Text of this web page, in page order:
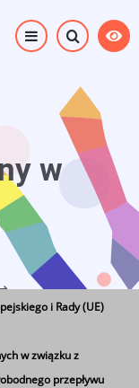
w
szkołach
i Rady (UE)
w związku z
przepływu